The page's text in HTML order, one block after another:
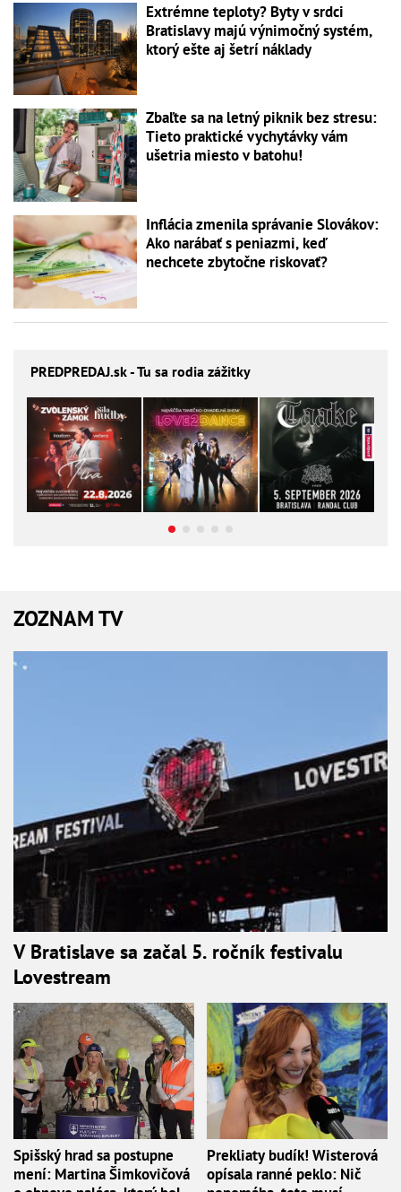
Extrémne teploty? Byty v srdci
Bratislavy majú výnimočný systém,
ktorý ešte aj šetrí náklady
Zbaľte sa na letný piknik bez stresu:
Tieto praktické vychytávky vám
ušetria miesto v batohu!
Inflácia zmenila správanie Slovákov:
Ako narábať s peniazmi, keď
nechcete zbytočne riskovať?
PREDPREDAJ.sk - Tu sa rodia zážitky
ZOZNAM TV
V Bratislave sa začal 5. ročník festivalu
Lovestream
Spišský hrad sa postupne
mení: Martina Šimkovičová
Prekliaty budík! Wisterová
opísala ranné peklo: Nič